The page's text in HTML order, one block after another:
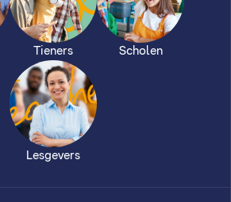
Tieners Scholen
Lesgevers